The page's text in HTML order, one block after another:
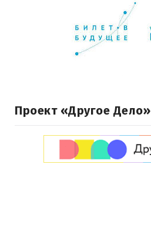
Проект «Другое Дело»